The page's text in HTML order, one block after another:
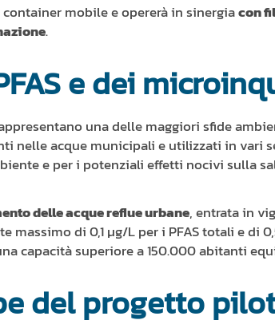
mobile e opererà in sinergiacon
.
e dei
una delle maggiori sfide
nelle acque municipali e utilizzati in vari
e per i potenziali effetti nocivi sulla
delle acque reflue urbane, entrata in
di 0,1 µg/L per i PFAS totali e di
capacità superiore a 150.000 abitanti
del progetto